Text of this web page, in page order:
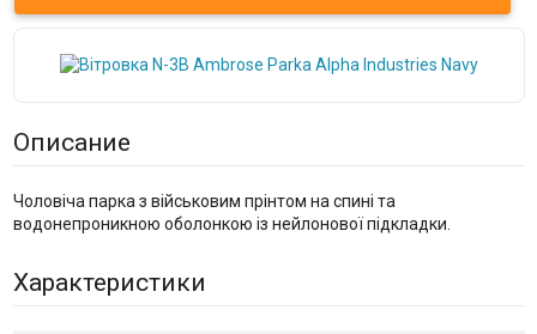
Описание
Чоловіча парка з військовим прінтом на спині та
водонепроникною оболонкою із нейлонової підкладки.
Характеристики